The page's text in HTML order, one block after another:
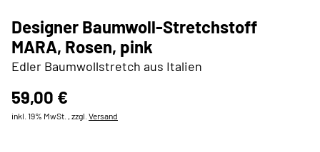
Designer Baumwoll-Stretchstoff
MARA, Rosen, pink
Edler Baumwollstretch aus Italien
59,00 €
inkl. 19% MwSt. , zzgl. Versand